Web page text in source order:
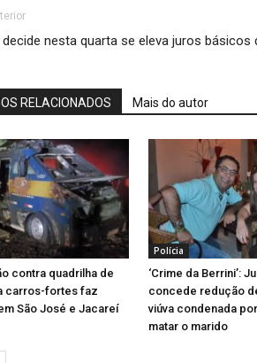
nesta quarta se eleva juros básicos
RELACIONADOS Mais do autor
contra quadrilha de
carros-fortes faz
São José e Jacareí
Polícia
‘Crime da Berrini’:
concede redução
viúva condenada
matar o marido